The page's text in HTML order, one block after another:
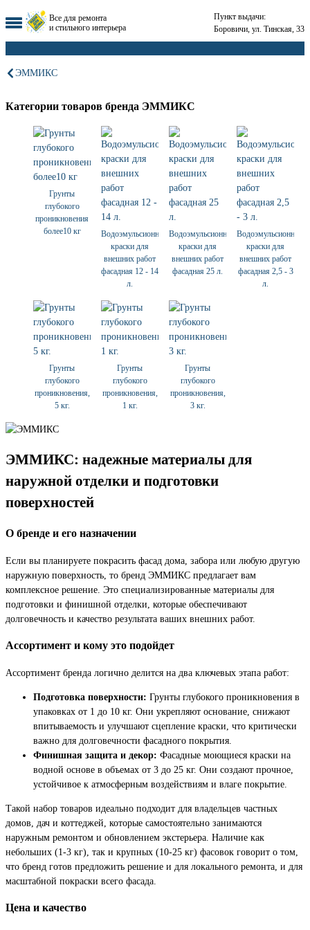
Все для ремонта
и стильного интерьера
Пункт выдачи:
Боровичи, ул. Тинская, 33
ЭММИКС
Категории товаров бренда ЭММИКС
Грунты
глубокого
проникновения
более10 кг
Водоэмульсионные
краски для
внешних работ
фасадная 12 - 14
л.
Водоэмульсионные
краски для
внешних работ
фасадная 25 л.
Водоэмульсионные
краски для
внешних работ
фасадная 2,5 - 3
л.
Грунты
глубокого
проникновения,
5 кг.
Грунты
глубокого
проникновения,
1 кг.
Грунты
глубокого
проникновения,
3 кг.
ЭММИКС: надежные материалы для
наружной отделки и подготовки
поверхностей
О бренде и его назначении
Если вы планируете покрасить фасад дома, забора или любую другую
наружную поверхность, то бренд ЭММИКС предлагает вам
комплексное решение. Это специализированные материалы для
подготовки и финишной отделки, которые обеспечивают
долговечность и качество результата ваших внешних работ.
Ассортимент и кому это подойдет
Ассортимент бренда логично делится на два ключевых этапа работ:
Подготовка поверхности: Грунты глубокого проникновения в
упаковках от 1 до 10 кг. Они укрепляют основание, снижают
впитываемость и улучшают сцепление краски, что критически
важно для долговечности фасадного покрытия.
Финишная защита и декор: Фасадные моющиеся краски на
водной основе в объемах от 3 до 25 кг. Они создают прочное,
устойчивое к атмосферным воздействиям и влаге покрытие.
Такой набор товаров идеально подходит для владельцев частных
домов, дач и коттеджей, которые самостоятельно занимаются
наружным ремонтом и обновлением экстерьера. Наличие как
небольших (1-3 кг), так и крупных (10-25 кг) фасовок говорит о том,
что бренд готов предложить решение и для локального ремонта, и для
масштабной покраски всего фасада.
Цена и качество